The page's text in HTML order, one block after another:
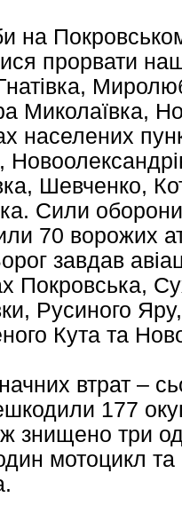
на
прорвати
Миколаївка,
населених
Шевченко,
Сили
70 ворожих
завдав
Покровська,
Русиного
Кута та
втрат –
177
знищено три
мотоцикл